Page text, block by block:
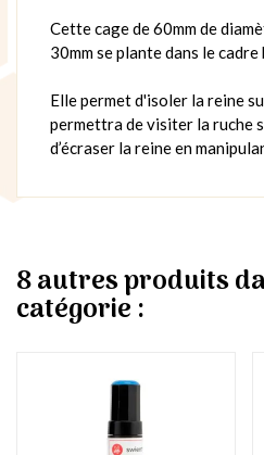
Cette cage de 60mm de
30mm se plante dans le
Elle permet d'isoler la reine
permettra de visiter la ruche
d’écraser la reine en
8 autres produits
catégorie :